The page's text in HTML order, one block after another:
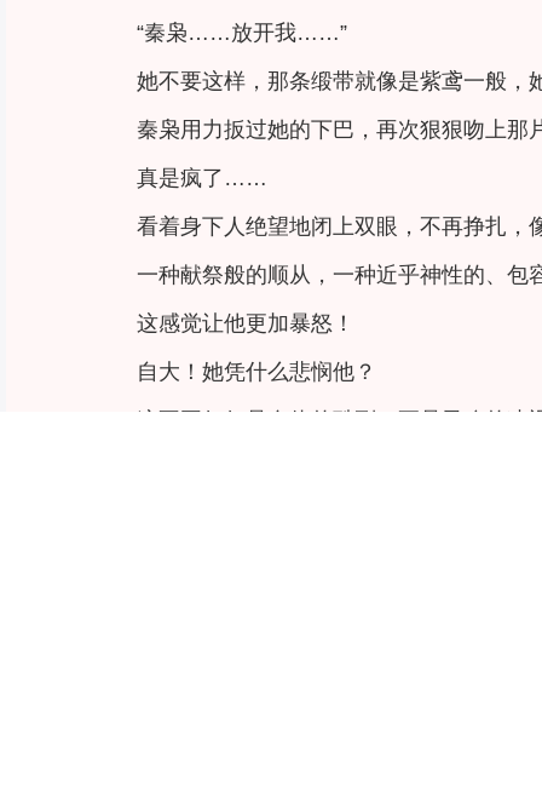
“秦枭……放开我……”
她不要这样，那条缎带就像是紫鸢一般，
秦枭用力扳过她的下巴，再次狠狠吻上那
真是疯了……
看着身下人绝望地闭上双眼，不再挣扎
一种献祭般的顺从，一种近乎神性的、包
这感觉让他更加暴怒！
自大！她凭什么悲悯他？
这不再仅仅是身体的酷刑，更是灵魂的